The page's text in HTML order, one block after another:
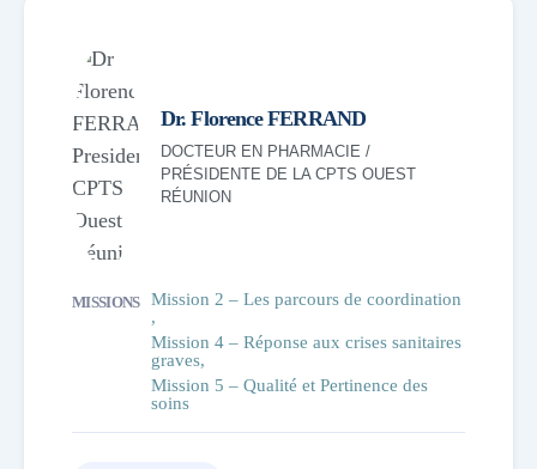
Dr. Florence FERRAND
DOCTEUR EN PHARMACIE /
PRÉSIDENTE DE LA CPTS OUEST
RÉUNION
MISSIONS Mission 2 – Les parcours de coordination
Mission 4 – Réponse aux crises sanitaires
graves
Mission 5 – Qualité et Pertinence des
soins